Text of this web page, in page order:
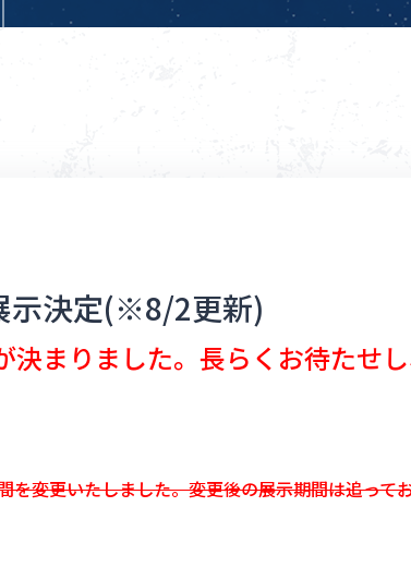
示決定(※8/2更新)
決まりました。長らくお待たせ
変更いたしました。変更後の展示期間は追って